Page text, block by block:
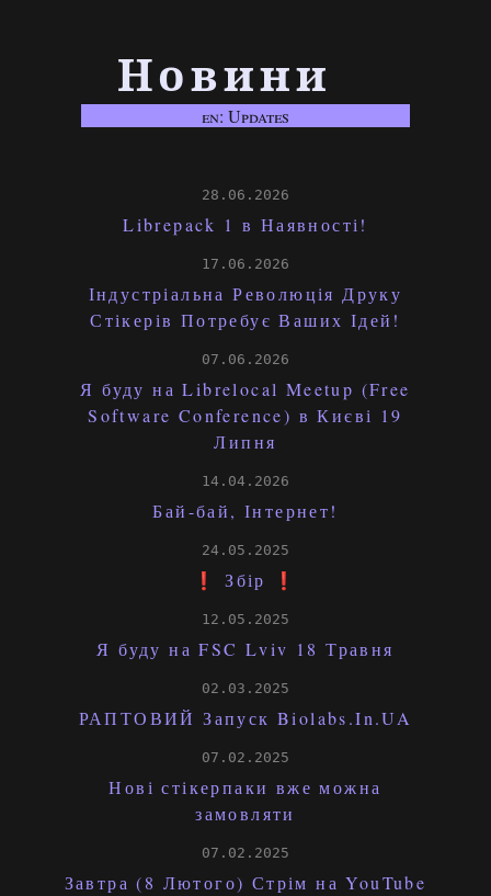
Новини
en: Updates
28.06.2026
Librepack 1 в Наявності!
17.06.2026
Індустріальна Революція Друку
Стікерів Потребує Ваших Ідей!
07.06.2026
Я буду на Librelocal Meetup (Free
Software Conference) в Києві 19
Липня
14.04.2026
Бай-бай, Інтернет!
24.05.2025
❗ Збір ❗
12.05.2025
Я буду на FSC Lviv 18 Травня
02.03.2025
РАПТОВИЙ Запуск Biolabs.In.UA
07.02.2025
Нові стікерпаки вже можна
замовляти
07.02.2025
Завтра (8 Лютого) Стрім на YouTube